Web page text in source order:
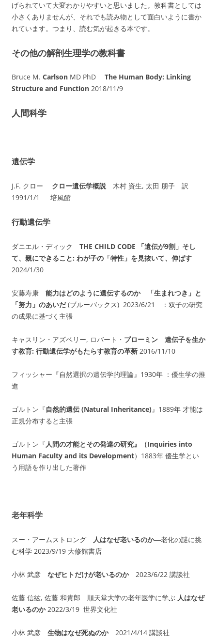
げられていて大変わかりやすいと思いました。教科書としては
小さくありませんが、それでも読み物として面白いように書か
れています。つまり、読む気が起きる本です。
その他の解剖生理学の教科書
Bruce M. Carlson MD PhD The Human Body: Linking
Structure and Function 2018/11/9
人間科学
遺伝学
J.F. クロー クロー遺伝学概説 木村 資生, 太田 朋子 訳
1991/1/1
培風館
行動遺伝学
ダニエル・ディック THE CHILD CODE 「遺伝が9割」そし
て、親にできること: わが子の「特性」を見抜いて、伸ばす
2024/1/30
安藤寿康 能力はどのように遺伝するのか 「生まれつき」と
「努力」のあいだ(ブルーバックス) 2023/6/21 ：双子の研究
の成果に基づく主張
キャスリン・アズベリー, ロバート・ プローミン
遺伝子を生か
す教育: 行動遺伝学がもたらす教育の革新 2016/11/10
フィッシャー『自然選択の遺伝学的理論』1930年 ：優生学の推
進
ゴルトン『自然的遺伝 (Natural Inheritance)』1889年 才能は
正規分布すると主張
ゴルトン『人間の才能とその発達の研究』（Inquiries into
Human Faculty and its Development）1883年 優生学とい
う用語を作り出した著作
老年科学
スー・アームストロング 人はなぜ老いるのか―老化の謎に挑
む科学 2023/9/19 大修館書店
小林 武彦 なぜヒトだけが老いるのか2023/6/22 講談社
佐藤 信紘, 佐藤 和貴郎 順天堂大学の老年医学に学ぶ 人はなぜ
老いるのか2022/3/19 世界文化社
小林 武彦 生物はなぜ死ぬのか2021/4/14 講談社